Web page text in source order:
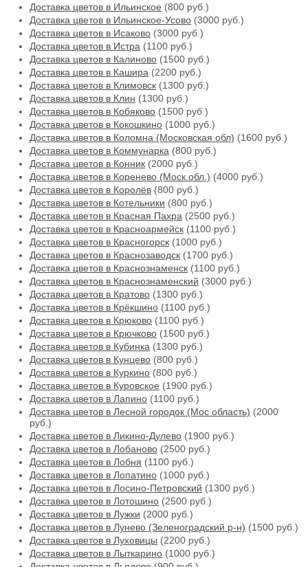
Доставка цветов в Ильинское (800 руб.)
Доставка цветов в Ильинское-Усово (3000 руб.)
Доставка цветов в Исаково (3000 руб.)
Доставка цветов в Истра (1100 руб.)
Доставка цветов в Калиново (1500 руб.)
Доставка цветов в Кашира (2200 руб.)
Доставка цветов в Климовск (1300 руб.)
Доставка цветов в Клин (1300 руб.)
Доставка цветов в Кобяково (1500 руб.)
Доставка цветов в Кокошкино (1000 руб.)
Доставка цветов в Коломна (Московская обл) (1600 руб.)
Доставка цветов в Коммунарка (800 руб.)
Доставка цветов в Конник (2000 руб.)
Доставка цветов в Коренево (Моск.обл.) (4000 руб.)
Доставка цветов в Королёв (800 руб.)
Доставка цветов в Котельники (800 руб.)
Доставка цветов в Красная Пахра (2500 руб.)
Доставка цветов в Красноармейск (1100 руб.)
Доставка цветов в Красногорск (1000 руб.)
Доставка цветов в Краснозаводск (1700 руб.)
Доставка цветов в Краснознаменск (1100 руб.)
Доставка цветов в Краснознаменский (3000 руб.)
Доставка цветов в Кратово (1300 руб.)
Доставка цветов в Крёкшино (1100 руб.)
Доставка цветов в Крюково (1100 руб.)
Доставка цветов в Крючково (1500 руб.)
Доставка цветов в Кубинка (1300 руб.)
Доставка цветов в Кунцево (800 руб.)
Доставка цветов в Куркино (800 руб.)
Доставка цветов в Куровское (1900 руб.)
Доставка цветов в Лапино (1100 руб.)
Доставка цветов в Лесной городок (Мос область) (2000
руб.)
Доставка цветов в Ликино-Дулево (1900 руб.)
Доставка цветов в Лобаново (2500 руб.)
Доставка цветов в Лобня (1100 руб.)
Доставка цветов в Лопатино (1000 руб.)
Доставка цветов в Лосино-Петровский (1300 руб.)
Доставка цветов в Лотошино (2500 руб.)
Доставка цветов в Лужки (2000 руб.)
Доставка цветов в Лунево (Зеленоградский р-н) (1500 руб.)
Доставка цветов в Луховицы (2200 руб.)
Доставка цветов в Лыткарино (1000 руб.)